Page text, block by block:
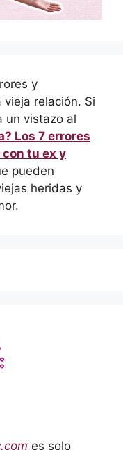
y
relación. Si
un vistazo al
Los 7 errores
tu ex y
pueden
heridas y
es solo